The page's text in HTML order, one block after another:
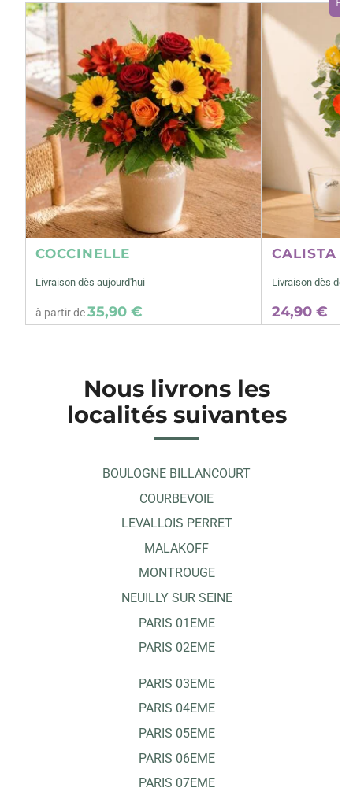
COCCINELLE
Livraison dès aujourd'hui
à partir de35,90 €
CALISTA
Livraison dès
24,90 €
Nous livrons les
localités suivantes
BOULOGNE BILLANCOURT
COURBEVOIE
LEVALLOIS PERRET
MALAKOFF
MONTROUGE
NEUILLY SUR SEINE
PARIS 01EME
PARIS 02EME
PARIS 03EME
PARIS 04EME
PARIS 05EME
PARIS 06EME
PARIS 07EME